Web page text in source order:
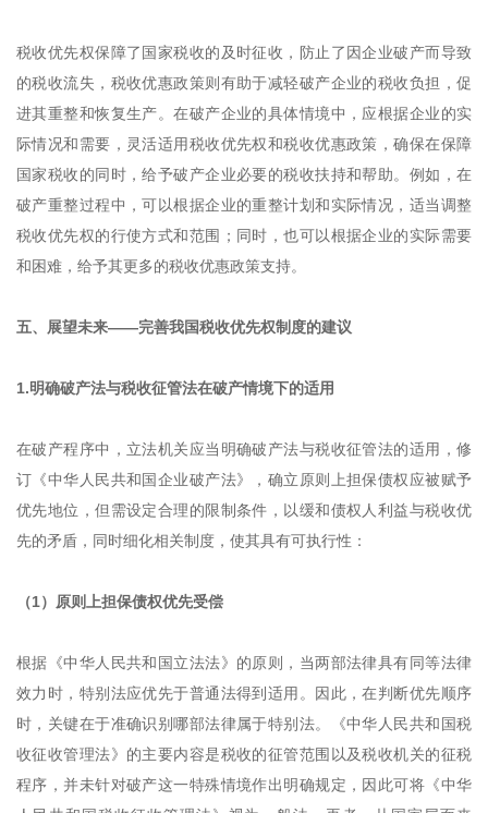
税收优先权保障了国家税收的及时征收，防止了因企业破产而导致
的税收流失，税收优惠政策则有助于减轻破产企业的税收负担，促
进其重整和恢复生产。在破产企业的具体情境中，应根据企业的实
际情况和需要，灵活适用税收优先权和税收优惠政策，确保在保障
国家税收的同时，给予破产企业必要的税收扶持和帮助。例如，在
破产重整过程中，可以根据企业的重整计划和实际情况，适当调整
税收优先权的行使方式和范围；同时，也可以根据企业的实际需要
和困难，给予其更多的税收优惠政策支持。
五、展望未来——完善我国税收优先权制度的建议
1.明确破产法与税收征管法在破产情境下的适用
在破产程序中，立法机关应当明确破产法与税收征管法的适用，修
订《中华人民共和国企业破产法》，确立原则上担保债权应被赋予
优先地位，但需设定合理的限制条件，以缓和债权人利益与税收优
先的矛盾，同时细化相关制度，使其具有可执行性：
（1）原则上担保债权优先受偿
根据《中华人民共和国立法法》的原则，当两部法律具有同等法律
效力时，特别法应优先于普通法得到适用。因此，在判断优先顺序
时，关键在于准确识别哪部法律属于特别法。《中华人民共和国税
收征收管理法》的主要内容是税收的征管范围以及税收机关的征税
程序，并未针对破产这一特殊情境作出明确规定，因此可将《中华